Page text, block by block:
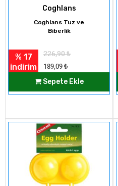
Coghlans
Coghlans Tuz ve
Biberlik
% 17
indirim
226,90₺
189,09 ₺
Sepete Ekle